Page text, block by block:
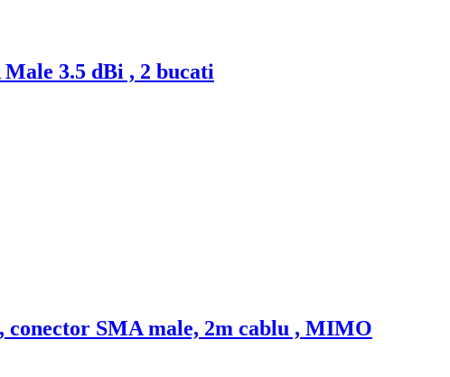
3.5 dBi , 2 bucati
conector SMA male, 2m cablu , MIMO